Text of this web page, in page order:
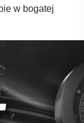
w bogatej